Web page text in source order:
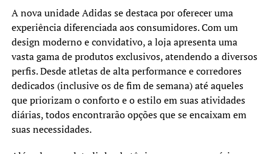
A nova unidade Adidas se destaca por oferecer uma
experiência diferenciada aos consumidores. Com um
design moderno e convidativo, a loja apresenta uma
vasta gama de produtos exclusivos, atendendo a diversos
perfis. Desde atletas de alta performance e corredores
dedicados (inclusive os de fim de semana) até aqueles
que priorizam o conforto e o estilo em suas atividades
diárias, todos encontrarão opções que se encaixam em
suas necessidades.